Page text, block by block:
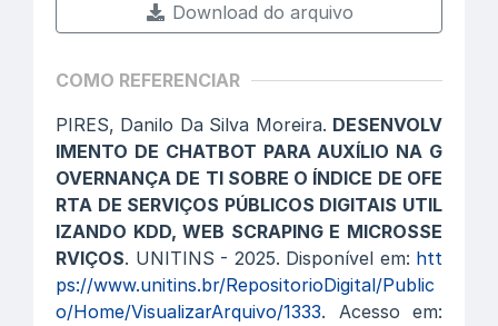
Download do arquivo
COMO REFERENCIAR
PIRES, Danilo Da Silva Moreira. DESENVOLV
IMENTO DE CHATBOT PARA AUXÍLIO NA G
OVERNANÇA DE TI SOBRE O ÍNDICE DE OFE
RTA DE SERVIÇOS PÚBLICOS DIGITAIS UTIL
IZANDO KDD, WEB SCRAPING E MICROSSE
RVIÇOS. UNITINS - 2025. Disponível em: htt
ps://www.unitins.br/RepositorioDigital/Public
o/Home/VisualizarArquivo/1333. Acesso em: